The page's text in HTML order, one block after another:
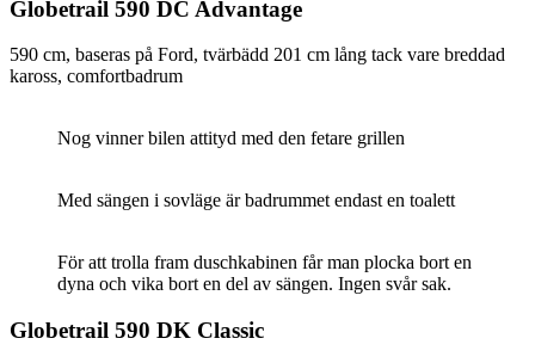
Globetrail 590 DC Advantage
590 cm, baseras på Ford, tvärbädd 201 cm lång tack vare breddad
kaross, comfortbadrum
Nog vinner bilen attityd med den fetare grillen
Med sängen i sovläge är badrummet endast en toalett
För att trolla fram duschkabinen får man plocka bort en
dyna och vika bort en del av sängen. Ingen svår sak.
Globetrail 590 DK Classic